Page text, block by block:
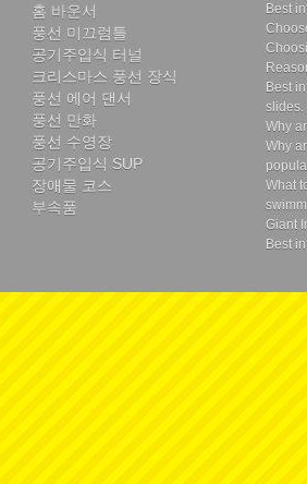
홈 바운서
풍선 미끄럼틀
공기주입식 터널
크리스마스 풍선 장식
풍선 에어 댄서
풍선 만화
풍선 수영장
공기주입식 SUP
장애물 코스
부속품
Best
Best
slides.
Why
Why
What
Giant
Best